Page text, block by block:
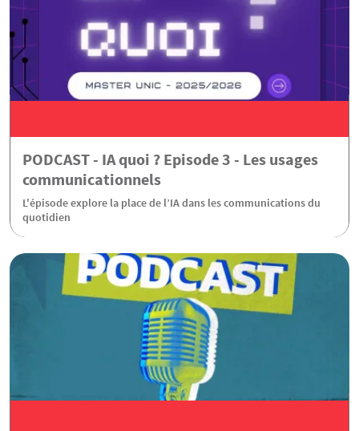
PODCAST - IA quoi ? Episode 3 - Les usages
communicationnels
L'épisode explore la place de l’IA dans les communications du
quotidien